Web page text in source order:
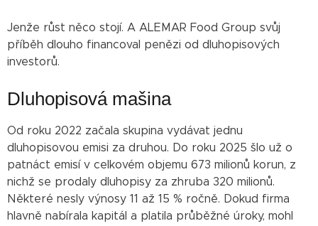
Jenže růst něco stojí. A ALEMAR Food Group svůj
příběh dlouho financoval penězi od dluhopisových
investorů.
Dluhopisová mašina
Od roku 2022 začala skupina vydávat jednu
dluhopisovou emisi za druhou. Do roku 2025 šlo už o
patnáct emisí v celkovém objemu 673 milionů korun, z
nichž se prodaly dluhopisy za zhruba 320 milionů.
Některé nesly výnosy 11 až 15 % ročně. Dokud firma
hlavně nabírala kapitál a platila průběžné úroky, mohl